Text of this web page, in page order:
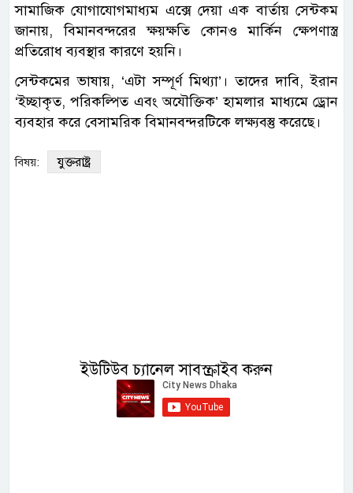
সামাজিক যোগাযোগমাধ্যম এক্সে দেয়া এক বার্তায় সেন্টকম
জানায়, বিমানবন্দরের ক্ষয়ক্ষতি কোনও মার্কিন ক্ষেপণাস্ত্র
প্রতিরোধ ব্যবস্থার কারণে হয়নি।
সেন্টকমের ভাষায়, ‘এটা সম্পূর্ণ মিথ্যা’। তাদের দাবি, ইরান
‘ইচ্ছাকৃত, পরিকল্পিত এবং অযৌক্তিক’ হামলার মাধ্যমে ড্রোন
ব্যবহার করে বেসামরিক বিমানবন্দরটিকে লক্ষ্যবস্তু করেছে।
বিষয়: যুক্তরাষ্ট্র
ইউটিউব চ্যানেল সাবস্ক্রাইব করুন